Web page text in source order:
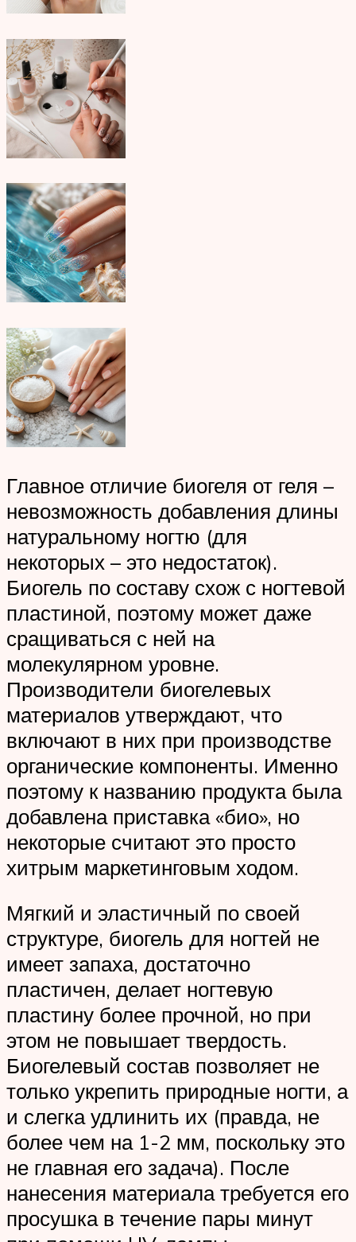
Главное отличие биогеля от геля –
невозможность добавления длины
натуральному ногтю (для
некоторых – это недостаток).
Биогель по составу схож с ногтевой
пластиной, поэтому может даже
сращиваться с ней на
молекулярном уровне.
Производители биогелевых
материалов утверждают, что
включают в них при производстве
органические компоненты. Именно
поэтому к названию продукта была
добавлена приставка «био», но
некоторые считают это просто
хитрым маркетинговым ходом.
Мягкий и эластичный по своей
структуре, биогель для ногтей не
имеет запаха, достаточно
пластичен, делает ногтевую
пластину более прочной, но при
этом не повышает твердость.
Биогелевый состав позволяет не
только укрепить природные ногти, а
и слегка удлинить их (правда, не
более чем на 1-2 мм, поскольку это
не главная его задача). После
нанесения материала требуется его
просушка в течение пары минут